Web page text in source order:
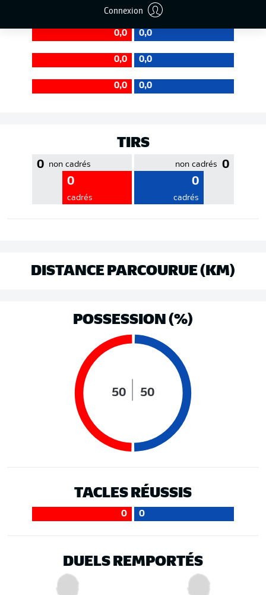
Connexion
EFFICACITÉ DES PASSES
0,0 0,0
0,0 0,0
0,0 0,0
TIRS
0 non cadrés
0
cadrés
0
non cadrés
0
cadrés
DISTANCE PARCOURUE (KM)
POSSESSION (%)
50 50
TACLES RÉUSSIS
0 0
DUELS REMPORTÉS